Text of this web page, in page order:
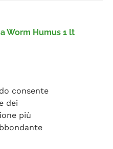
Worm Humus 1 lt
consente
dei
più